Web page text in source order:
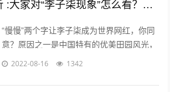
李子柒短视频分析 :大家对“李子柒现象”怎么看？她成功的背后原因是什么？
“慢慢”两个字让李子柒成为世界网红，你同
意？原因之一是中国特有的优美田园风光，
慢慢出现。二是历史悠久的中国农耕生活，
2022-08-16 1342